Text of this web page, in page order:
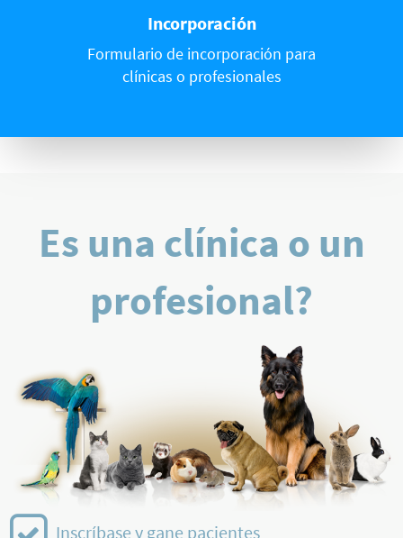
Incorporación
Formulario de incorporación para
clínicas o profesionales
Es una clínica o un
profesional?
Inscríbase y gane pacientes